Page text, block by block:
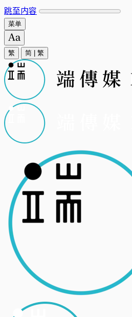
跳至内容
菜单
繁 简 繁